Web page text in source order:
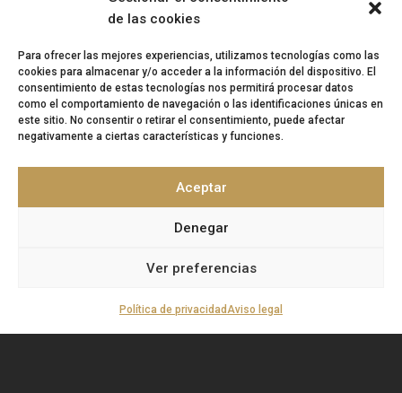
de las cookies
Para ofrecer las mejores experiencias, utilizamos tecnologías como las
cookies para almacenar y/o acceder a la información del dispositivo. El
consentimiento de estas tecnologías nos permitirá procesar datos
como el comportamiento de navegación o las identificaciones únicas en
este sitio. No consentir o retirar el consentimiento, puede afectar
negativamente a ciertas características y funciones.
Aceptar
Denegar
Ver preferencias
Política de privacidadAviso legal
958 167 377
Trabaja con nosotros
Canal de denuncias
objetivo es Potenciar la investigación, el
desarrollo tecnológico y la innovación, y
gracias al que ha desarollado y renovado la
empresas innovadoras. 2020-2021. Para ello ha contado con el
Fondo Europeo de Desarrollo Regional | Una manera de